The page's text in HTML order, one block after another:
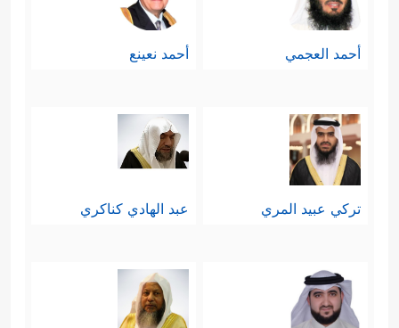
أحمد العجمي أحمد نعينع
تركي عبيد المري عبد الهادي كناكري